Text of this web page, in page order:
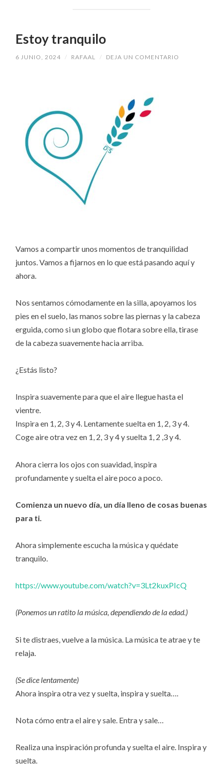
Estoy tranquilo
6 JUNIO, 2024 / RAFAAL / DEJA UN COMENTARIO
Vamos a compartir unos momentos de tranquilidad
juntos. Vamos a fijarnos en lo que está pasando aquí y
ahora.
Nos sentamos cómodamente en la silla, apoyamos los
pies en el suelo, las manos sobre las piernas y la cabeza
erguida, como si un globo que flotara sobre ella, tirase
de la cabeza suavemente hacia arriba.
¿Estás listo?
Inspira suavemente para que el aire llegue hasta el
vientre.
Inspira en 1, 2, 3 y 4. Lentamente suelta en 1, 2, 3 y 4.
Coge aire otra vez en 1, 2, 3 y 4 y suelta 1, 2 ,3 y 4.
Ahora cierra los ojos con suavidad, inspira
profundamente y suelta el aire poco a poco.
Comienza un nuevo día, un día lleno de cosas buenas
para ti.
Ahora simplemente escucha la música y quédate
tranquilo.
https://www.youtube.com/watch?v=3Lt2kuxPIcQ
(Ponemos un ratito la música, dependiendo de la edad.)
Si te distraes, vuelve a la música. La música te atrae y te
relaja.
(Se dice lentamente)
Ahora inspira otra vez y suelta, inspira y suelta….
Nota cómo entra el aire y sale. Entra y sale…
Realiza una inspiración profunda y suelta el aire. Inspira y
suelta.